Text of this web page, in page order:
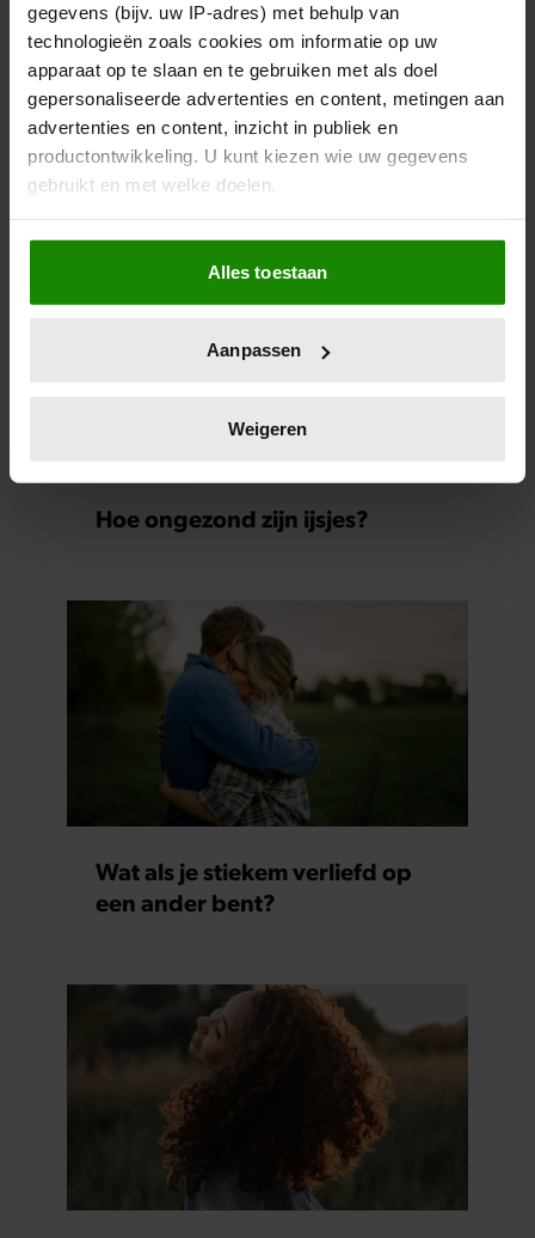
gegevens (bijv. uw IP-adres) met behulp van
technologieën zoals cookies om informatie op uw
apparaat op te slaan en te gebruiken met als doel
gepersonaliseerde advertenties en content, metingen aan
advertenties en content, inzicht in publiek en
productontwikkeling. U kunt kiezen wie uw gegevens
gebruikt en met welke doelen.
Als u het toestaat, willen we ook graag:
Informatie verzamelen over uw geografische
locatie, die tot een paar meter nauwkeurig kan zijn
scannen op specifieke eigenschappen (fingerprinting)
verwerkt en stel uw voorkeuren in het
intrekken in de Cookieverklaring.
We gebruiken cookies om content en advertenties te
informatie over uw gebruik van onze site met onze
partners voor social media, adverteren en analyse. Deze
partners kunnen deze gegevens combineren met andere
informatie die u aan ze heeft verstrekt of die ze hebben
verzameld op basis van uw gebruik van hun services. U
gaat akkoord met onze cookies als u onze website blijft
Alles toestaan
Aanpassen
Weigeren
Hoe ongezond zijn ijsjes?
Wat als je stiekem verliefd op
een ander bent?